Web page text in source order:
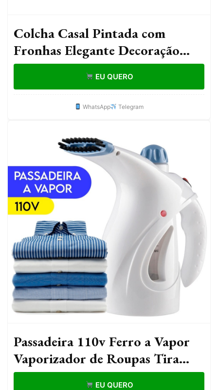
Colcha Casal Pintada com
Fronhas Elegante Decoração
cobre leito cocha coxa jogo de
cama
EU QUERO
WhatsApp Telegram
Passadeira 110v Ferro a Vapor
Vaporizador de Roupas Tira
Amasso Portátil 800W
EU QUERO